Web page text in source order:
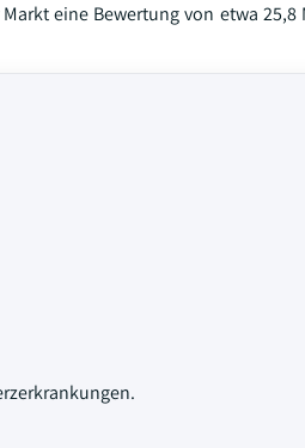
eine Bewertung von etwa 25,8